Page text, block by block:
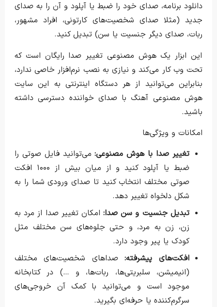
دانلود برنامه، صدای خود را ضبط یا آپلود و آن را به صدای
جدید (مثلا صدای شخصیت‌های کارتونی، افراد مشهور،
ربات، صدای دیگر جنسیت یا سن) تبدیل کنید.
این ابزار یک هوش مصنوعی تغییر صدا رایگان است که
تحت وب کار می‌کند و نیازی به نصب نرم‌افزار خاصی ندارد،
بنابراین می‌توانید از هر دستگاه اینترنتی به این سایت
هوش مصنوعی آهنگ با صدای خواننده دسترسی داشته
باشید.
امکانات و ویژگی‌ها
تغییر صدا با هوش مصنوعی:می‌توانید فایل صوتی را
ضبط یا آپلود کنید و از میان بیش از ۱۰۰۰ افکت
صوتی مختلف انتخاب کنید تا صدای ورودی شما را به
شکل دلخواه تغییر دهد.
تبدیل جنسیت و سن صدا:امکان تغییر صدا از مرد به
زن، زن به مرد، و حتی جلوه‌های سن مختلف مثل
کودک یا پیر وجود دارد.
افکت‌های پیشرفته:صداهای شخصیت‌های مختلف
(انیمیشن، سلبریتی‌ها، ربات‌ها، و …) در کتابخانه
موجود است و می‌توانید با کمک آن خروجی‌های
سرگرم‌کننده یا حرفه‌ای بگیرید.